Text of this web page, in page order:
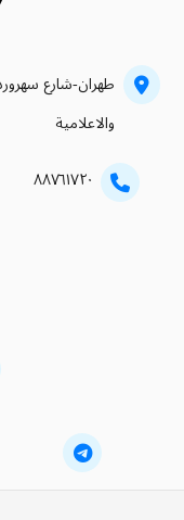
طهران-شارع
والاعلامية
۸۸۷٦۱۷۲۰